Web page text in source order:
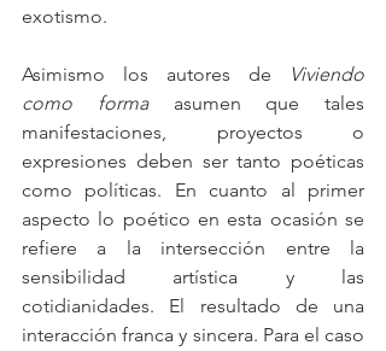
exotismo.
Asimismo los autores de
Viviendo
como forma asumen que tales
manifestaciones, proyectos o
expresiones deben ser tanto poéticas
como políticas. En cuanto al primer
aspecto lo poético en esta ocasión se
refiere a la intersección entre la
sensibilidad artística y las
cotidianidades. El resultado de una
interacción franca y sincera. Para el caso